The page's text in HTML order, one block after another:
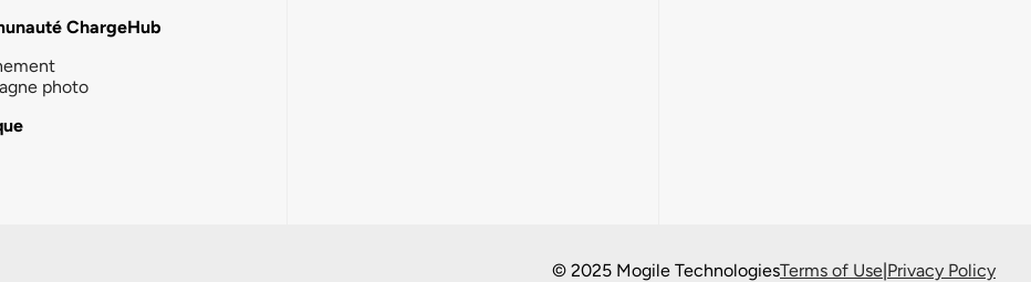
ChargeHub
photo
© 2025 Mogile TechnologiesTerms of Use|Privacy Policy